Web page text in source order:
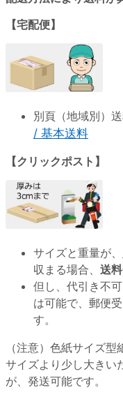
【宅配便】
別頁（地域別）
/ 基本送料
【クリックポスト】
サイズと重量が、
収まる場合、 送
但し、代引き不
は可能で、郵便
す。
（注意）色紙サイズ
サイズより少し大きい
が、発送可能です。